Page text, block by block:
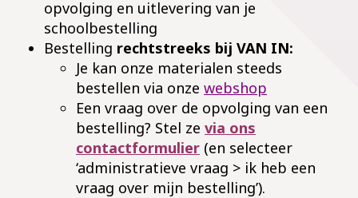
opvolging en uitlevering van je
schoolbestelling
Bestelling rechtstreeks bij VAN IN:
Je kan onze materialen steeds
bestellen via onze webshop
Een vraag over de opvolging van een
bestelling? Stel ze via ons
contactformulier (en selecteer
‘administratieve vraag > ik heb een
vraag over mijn bestelling’).